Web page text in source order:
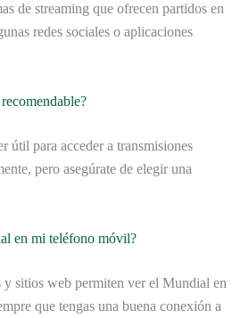
de streaming que ofrecen partidos en
redes sociales o aplicaciones
útil para acceder a transmisiones
pero asegúrate de elegir una
en mi teléfono móvil?
y sitios web permiten ver el Mundial en
que tengas una buena conexión a